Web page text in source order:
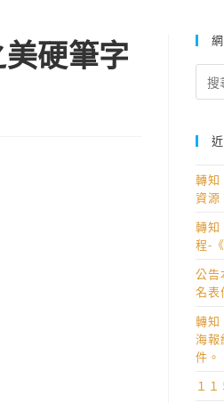
硬筆字
for:
轉知
資源
轉知
程-
公告
名表
轉知
海報
件。
１